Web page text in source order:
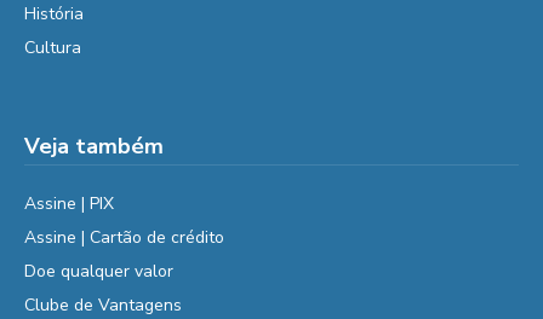
História
Cultura
Veja também
Assine | PIX
Assine | Cartão de crédito
Doe qualquer valor
Clube de Vantagens